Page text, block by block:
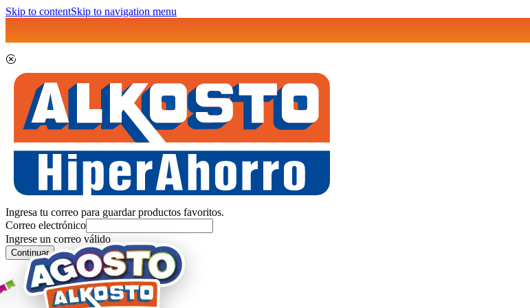
Skip to contentSkip to navigation menu
Ingresa tu correo para guardar productos favoritos.
Correo electrónico
Ingrese un correo válido
Continuar